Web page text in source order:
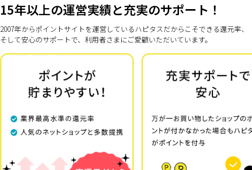
15年以上の運営実績と充実のサポート！
2007年からポイントサイトを運営しているハピタスだからこそできる還元率、
そして安心のサポートで、利用者さまにご愛顧いただいています。